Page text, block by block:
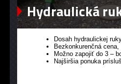
Hydraulická
Dosah hydraulickej
Bezkonkurenčná
Možno zapojiť do 3 –
Najširšia ponuka